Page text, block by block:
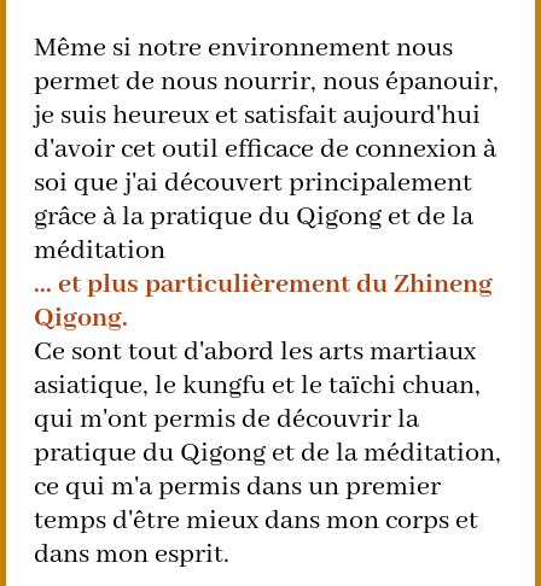
Même si notre environnement nous
permet de nous nourrir, nous épanouir,
je suis heureux et satisfait aujourd'hui
d'avoir cet outil efficace de connexion à
soi que j'ai découvert principalement
grâce à la pratique du Qigong et de la
méditation
... et plus particulièrement du Zhineng
Qigong.
Ce sont tout d'abord les arts martiaux
asiatique, le kungfu et le taïchi chuan,
qui m'ont permis de découvrir la
pratique du Qigong et de la méditation,
ce qui m'a permis dans un premier
temps d'être mieux dans mon corps et
dans mon esprit.